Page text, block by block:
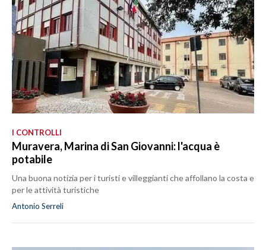
I CONTROLLI
Muravera, Marina di San Giovanni: l'acqua è
potabile
Una buona notizia per i turisti e villeggianti che affollano la costa e
per le attività turistiche
Antonio Serreli